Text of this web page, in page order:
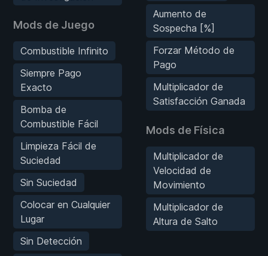
Mods de Juego
Combustible Infinito
Siempre Pago
Exacto
Bomba de
Combustible Fácil
Limpieza Fácil de
Suciedad
Sin Suciedad
Colocar en Cualquier
Lugar
Sin Detección
Aumento de
Sospecha [%]
Forzar Método de
Pago
Multiplicador de
Satisfacción Ganada
Mods de Física
Multiplicador de
Velocidad de
Movimiento
Multiplicador de
Altura de Salto